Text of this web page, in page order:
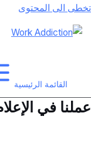
تخطى الى المحتوى
القائمة الرئيسية
عملنا في